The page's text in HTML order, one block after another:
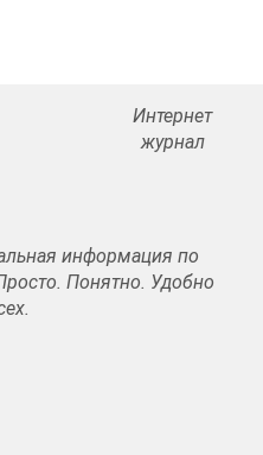
Интернет
журнал
информация по
Понятно. Удобно